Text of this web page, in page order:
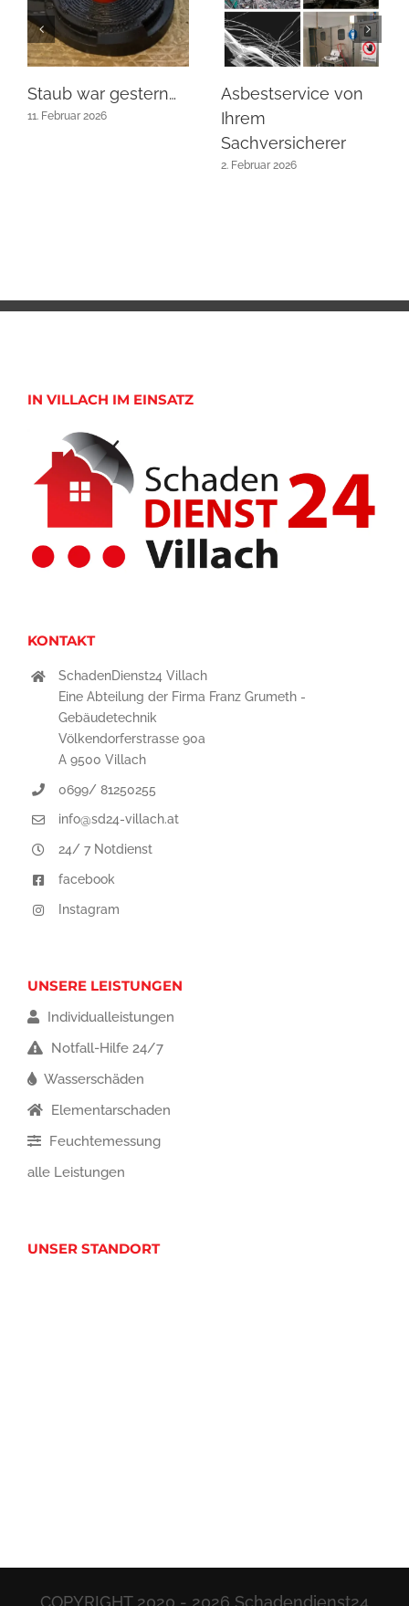
Staub war gestern…
11. Februar 2026
Asbestservice von
Ihrem
Sachversicherer
2. Februar 2026
IN VILLACH IM EINSATZ
KONTAKT
SchadenDienst24 Villach
Eine Abteilung der Firma Franz Grumeth -
Gebäudetechnik
Völkendorferstrasse 90a
A 9500 Villach
0699/ 81250255
info@sd24-villach.at
24/ 7 Notdienst
facebook
Instagram
UNSERE LEISTUNGEN
Individualleistungen
Notfall-Hilfe 24/7
Wasserschäden
Elementarschaden
Feuchtemessung
alle Leistungen
UNSER STANDORT
COPYRIGHT 2020 - 2026 Schadendienst24